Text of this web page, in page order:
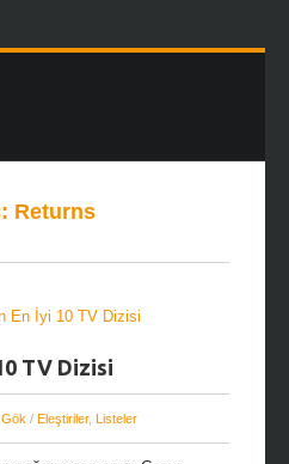
Returns
TV Dizisi
/ Eleştiriler, Listeler